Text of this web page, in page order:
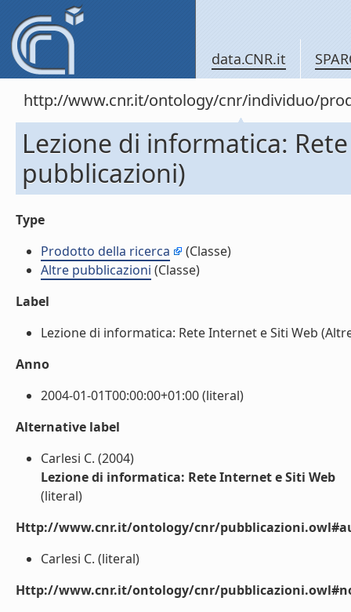
data.CNR.it
http://www.cnr.it/ontology/cnr/individuo/
Lezione di informatica:
pubblicazioni)
Type
Prodotto della ricerca
(Classe)
Altre pubblicazioni (Classe)
Label
Lezione di informatica: Rete Internet e Siti Web
Anno
2004-01-01T00:00:00+01:00 (literal)
Alternative label
Carlesi C. (2004)
Lezione di informatica: Rete Internet e Siti Web
(literal)
Http://www.cnr.it/ontology/cnr/
Carlesi C. (literal)
Http://www.cnr.it/ontology/cnr/